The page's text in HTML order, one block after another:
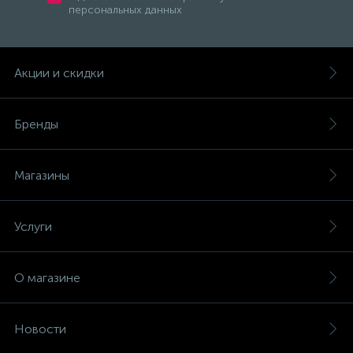
персональных данных
Акции и скидки
Бренды
Магазины
Услуги
О магазине
Новости
Трубы для электропроводки